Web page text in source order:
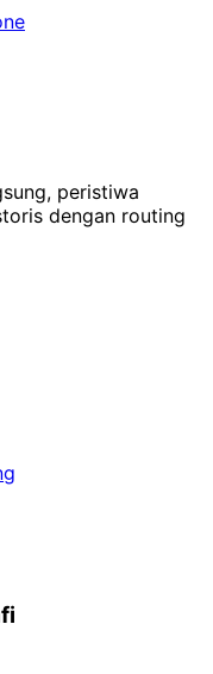
peristiwa
dengan routing